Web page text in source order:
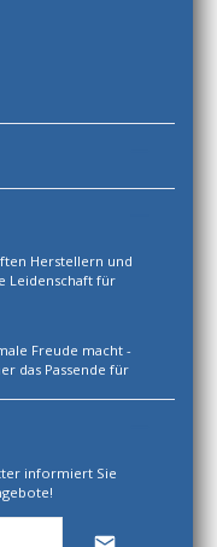
Herstellern und
Leidenschaft für
Freude macht -
das Passende für
informiert Sie